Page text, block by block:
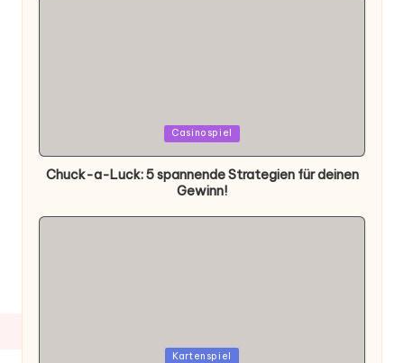
Casinospiel
Chuck-a-Luck: 5 spannende Strategien für deinen
Gewinn!
Kartenspiel